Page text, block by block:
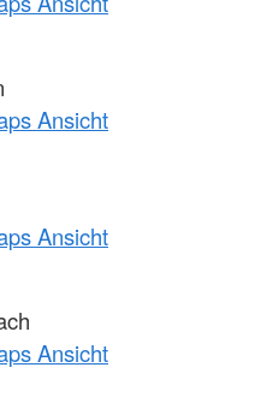
Ansicht
Ansicht
Ansicht